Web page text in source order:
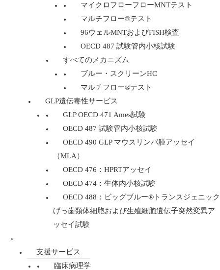
マイクロフローフローMNTテスト
マルチフロー®テスト
96ウェルMNTおよびFISH検査
OECD 487 試験管内小核試験
すべてのメカニズム
ブルー・スクリーンHC
マルチフロー®テスト
GLP遺伝毒性サービス
GLP OECD 471 Ames試験
OECD 487 試験管内小核試験
OECD 490 GLP マウスリンパ腫アッセイ
（MLA）
OECD 476：HPRTアッセイ
OECD 474：生体内小核試験
OECD 488：ビッグブルー®トランスジェニック
げっ歯類体細胞および生殖細胞遺伝子突然変異ア
ッセイ試験
支援サービス
臨床病理学